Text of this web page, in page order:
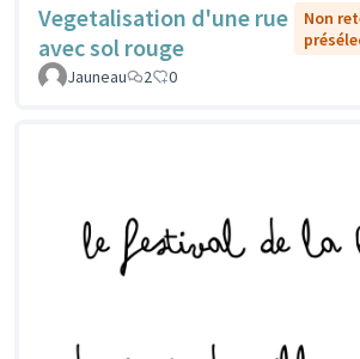
Vegetalisation d'une rue
avec sol rouge
Non
Jauneau
2 0